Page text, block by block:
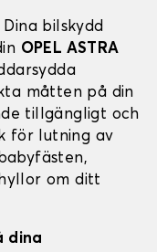
Dina bilskydd
OPEL ASTRA
måtten på din
tillgängligt och
för lutning av
om ditt
dina